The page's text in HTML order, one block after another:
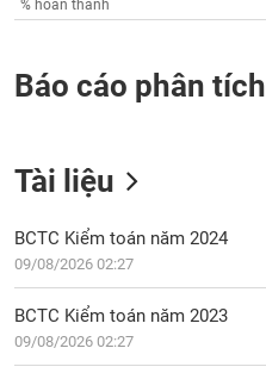
% hoàn thành
Báo cáo phân tích
Tài liệu
BCTC Kiểm toán năm 2024
09/08/2026 02:27
BCTC Kiểm toán năm 2023
09/08/2026 02:27